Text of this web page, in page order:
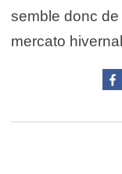
semble donc de
mercato